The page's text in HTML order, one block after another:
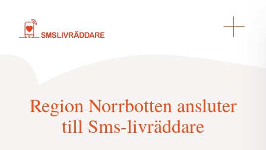
Region Norrbotten ansluter
till Sms-livräddare